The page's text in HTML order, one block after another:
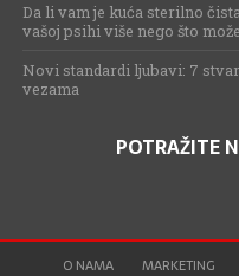
Da li vam je kuća sterilno
vašoj psihi više nego što
Novi standardi ljubavi: 7
vezama
POTRAŽITE
O NAMA MARKETING